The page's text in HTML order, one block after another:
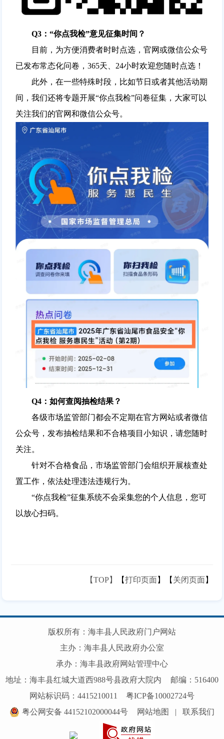
Q3：“你点我检”意见征集时间？
目前，为方便消费者时时点选，官网或微信公众号
已发布常态化问卷，365天、24小时欢迎您随时点选！
此外，在一些特殊时段，比如节日或者其他活动期
间，我们还将专题开展“你点我检”问卷征集，大家可以
关注我们的官网和微信公众号。
Q4：如何查阅抽检结果？
各级市场监管部门都会不定期在官方网站或者微信
公众号，发布抽检结果和不合格项目小知识，请您随时
关注。
针对不合格食品，市场监管部门会组织开展核查处
置工作，依法处理违法违规行为。
“你点我检”征集系统不会采集您的个人信息，您可
以放心扫码。
【TOP】 【打印页面】【 关闭页面】
版权所有：海丰县人民政府门户网站
主办：海丰县人民政府办公室
承办：海丰县政府网站管理中心
地址：海丰县红城大道西988号县政府大院内
邮编：516400
网站标识码：4415210011
粤ICP备10002724号
粤公网安备 44152102000044号
网站地图 | 联系我们